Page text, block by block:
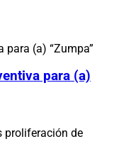
para (a)